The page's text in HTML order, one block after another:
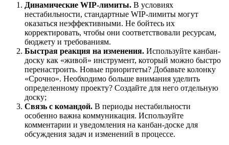
Динамические WIP-лимиты. В условиях
нестабильности, стандартные WIP-лимиты могут
оказаться неэффективными. Не бойтесь их
корректировать, чтобы они соответствовали ресурсам,
бюджету и требованиям.
Быстрая реакция на изменения. Используйте канбан-
доску как «живой» инструмент, который можно быстро
перенастроить. Новые приоритеты? Добавьте колонку
«Срочно». Необходимо больше внимания уделить
определенному проекту? Создайте для него отдельную
доску;
Связь с командой. В периоды нестабильности
особенно важна коммуникация. Используйте
комментарии и уведомления на канбан-доске для
обсуждения задач и изменений в процессе.